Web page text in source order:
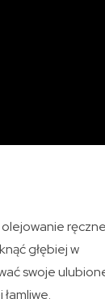
głębiej w
swoje